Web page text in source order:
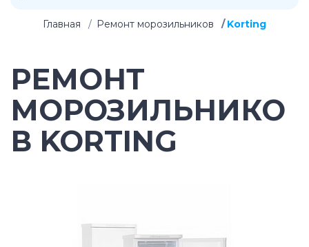
Главная Ремонт морозильников Korting
РЕМОНТ
МОРОЗИЛЬНИКО
В KORTING